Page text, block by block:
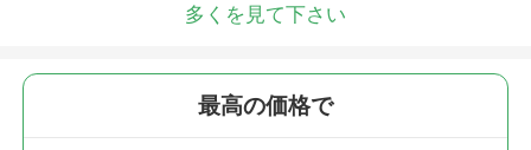
多くを見て下さい
最高の価格で